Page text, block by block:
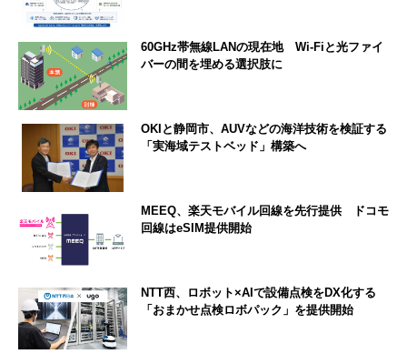
60GHz帯無線LANの現在地 Wi-Fiと光ファイ
バーの間を埋める選択肢に
OKIと静岡市、AUVなどの海洋技術を検証する
「実海域テストベッド」構築へ
MEEQ、楽天モバイル回線を先行提供 ドコモ
回線はeSIM提供開始
NTT西、ロボット×AIで設備点検をDX化する
「おまかせ点検ロボパック」を提供開始